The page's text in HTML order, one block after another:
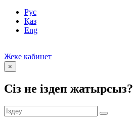
Рус
Қаз
Eng
Жеке кабинет
×
Сіз не іздеп жатырсыз?